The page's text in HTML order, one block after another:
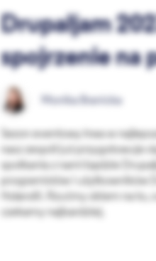
Drupaljam
spojrzenie na
Monika Branicka
Sezon eventowy trwa w
nasz zespół już przygotowuje
spotkania z nami będzie
programistów i użytkowników
Holandii. Rzućmy okiem na to,
czekamy najbardziej.